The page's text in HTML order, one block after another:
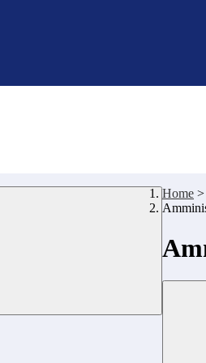
Home >